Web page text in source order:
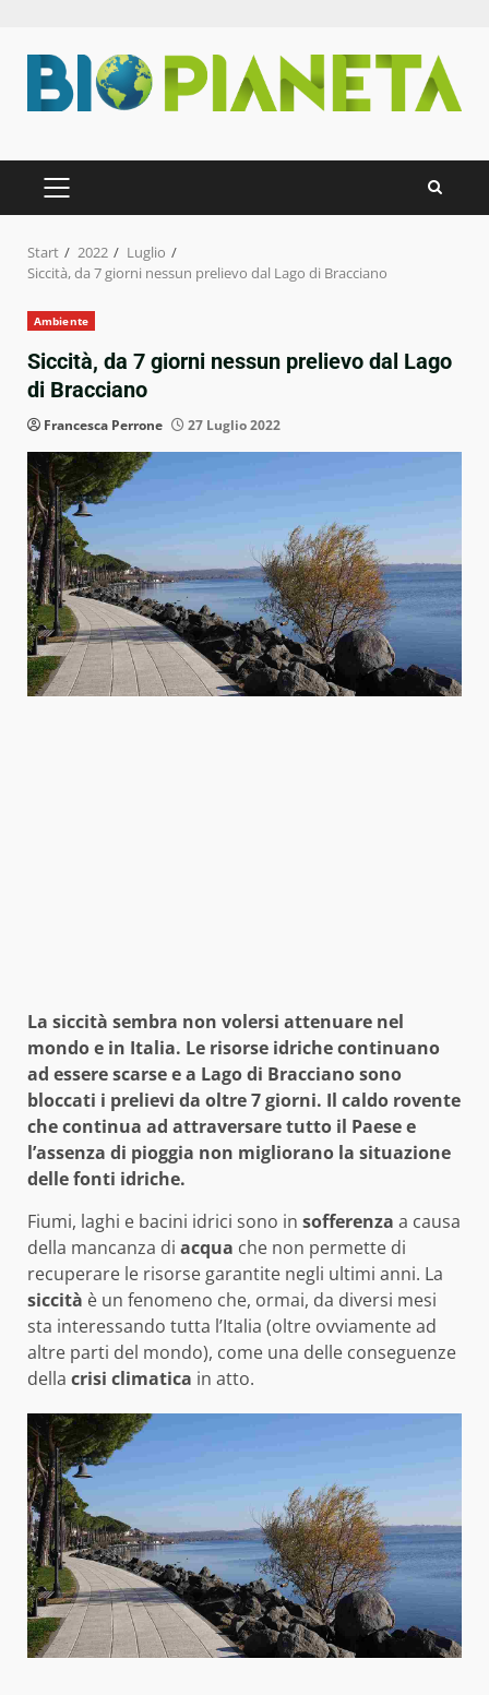
Inhalt
springen
PRIMÄRES
MENÜ
Start 2022
Luglio
Siccità, da 7 giorni nessun prelievo dal Lago di Bracciano
Ambiente
Siccità, da 7 giorni nessun prelievo dal Lago
di Bracciano
Francesca Perrone 27 Luglio 2022
La siccità sembra non volersi attenuare nel
mondo e in Italia. Le risorse idriche continuano
ad essere scarse e a Lago di Bracciano sono
bloccati i prelievi da oltre 7 giorni. Il caldo rovente
che continua ad attraversare tutto il Paese e
l’assenza di pioggia non migliorano la situazione
delle fonti idriche.
Fiumi, laghi e bacini idrici sono in sofferenza a causa
della mancanza di acqua che non permette di
recuperare le risorse garantite negli ultimi anni. La
siccità è un fenomeno che, ormai, da diversi mesi
sta interessando tutta l’Italia (oltre ovviamente ad
altre parti del mondo), come una delle conseguenze
della crisi climatica in atto.